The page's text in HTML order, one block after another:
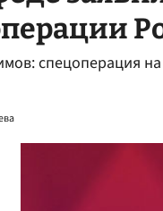
спецоперация